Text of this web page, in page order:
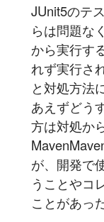
JUnit5のテ
らは問題な
から実行す
れず実行さ
と対処方法
あえずどう
方は対処か
が、開発で
うことやコ
ことがあっ